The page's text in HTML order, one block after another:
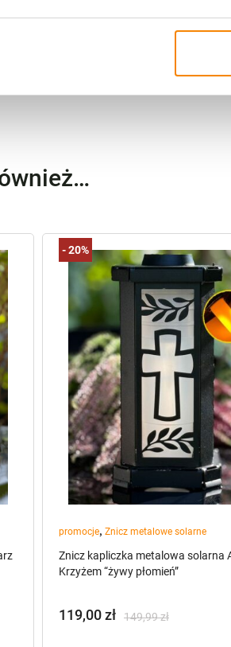
promocje, Znicz metalowe solarne
Znicz kapliczka metalowa solarna
Krzyżem “żywy płomień”
-20%
149,99zł
119,00zł